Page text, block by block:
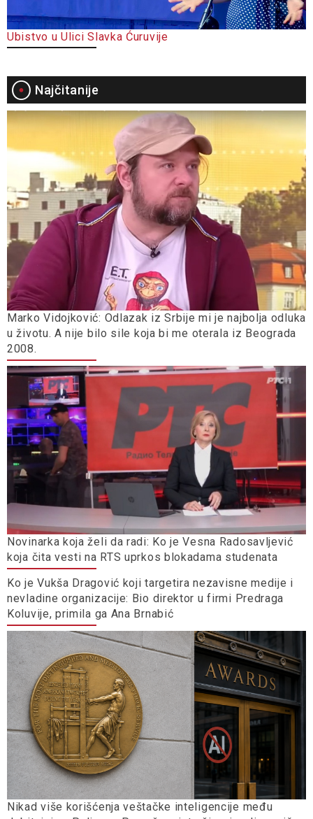
Ubistvo u Ulici Slavka Ćuruvije
Najčitanije
Marko Vidojković: Odlazak iz Srbije mi je najbolja odluka
u životu. A nije bilo sile koja bi me oterala iz Beograda
2008.
Novinarka koja želi da radi: Ko je Vesna Radosavljević
koja čita vesti na RTS uprkos blokadama studenata
Ko je Vukša Dragović koji targetira nezavisne medije i
nevladine organizacije: Bio direktor u firmi Predraga
Koluvije, primila ga Ana Brnabić
Nikad više korišćenja veštačke inteligencije među